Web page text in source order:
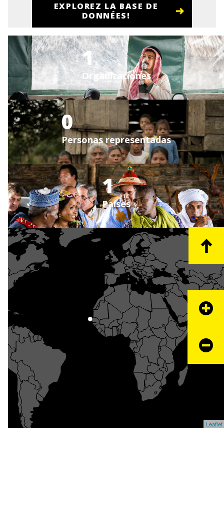
EXPLOREZ LA BASE DE
DONNÉES!
1
Organizaciones
0
Personas representadas
1
Países
+
−
Leaflet